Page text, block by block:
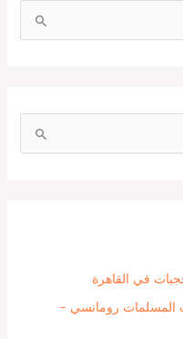
في القاهرة
المسلمات رومانسي –